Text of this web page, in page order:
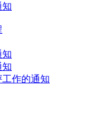
知
知
知
作的通知